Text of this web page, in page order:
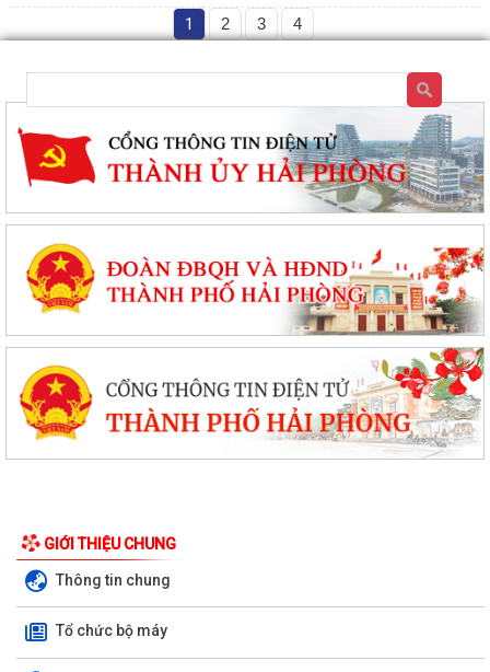
1 2 3 4
GIỚI THIỆU CHUNG
Thông tin chung
Tổ chức bộ máy